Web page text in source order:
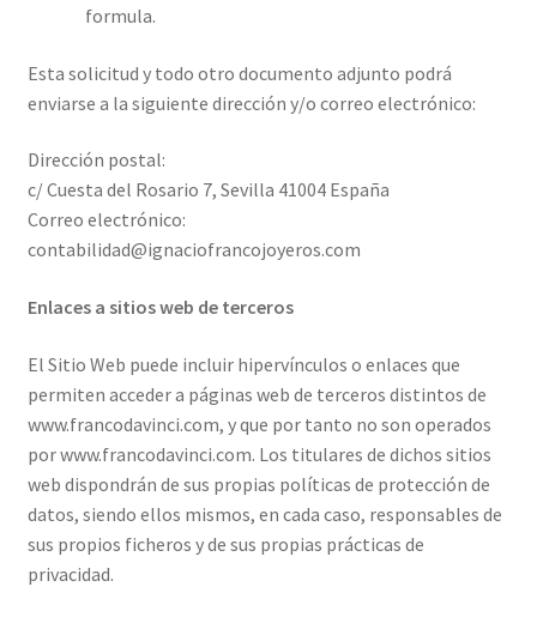
formula.
Esta solicitud y todo otro documento adjunto podrá
enviarse a la siguiente dirección y/o correo electrónico:
Dirección postal:
c/ Cuesta del Rosario 7, Sevilla 41004 España
Correo electrónico:
contabilidad@ignaciofrancojoyeros.com
Enlaces a sitios web de terceros
El Sitio Web puede incluir hipervínculos o enlaces que
permiten acceder a páginas web de terceros distintos de
www.francodavinci.com, y que por tanto no son operados
por www.francodavinci.com. Los titulares de dichos sitios
web dispondrán de sus propias políticas de protección de
datos, siendo ellos mismos, en cada caso, responsables de
sus propios ficheros y de sus propias prácticas de
privacidad.